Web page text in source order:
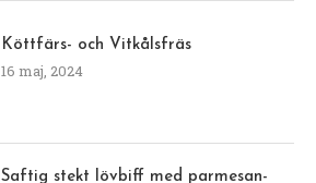
Köttfärs- och Vitkålsfräs
16 maj, 2024
Saftig stekt lövbiff med parmesan-